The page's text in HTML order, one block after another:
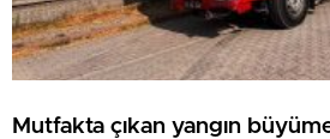
Mutfakta çıkan yangın